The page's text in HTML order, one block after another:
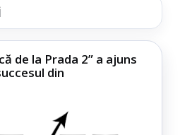
de la Prada 2” a ajuns
din